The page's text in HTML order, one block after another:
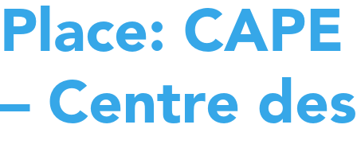
Place: CAPE
– Centre des